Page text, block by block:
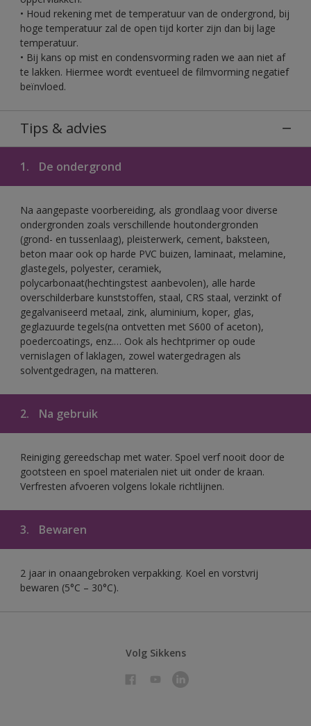
• Houd rekening met de temperatuur van de ondergrond, bij
hoge temperatuur zal de open tijd korter zijn dan bij lage
temperatuur.
• Bij kans op mist en condensvorming raden we aan niet af
te lakken. Hiermee wordt eventueel de filmvorming negatief
beïnvloed.
Tips & advies
1. De ondergrond
Na aangepaste voorbereiding, als grondlaag voor diverse
ondergronden zoals verschillende houtondergronden
(grond- en tussenlaag), pleisterwerk, cement, baksteen,
beton maar ook op harde PVC buizen, laminaat, melamine,
glastegels, polyester, ceramiek,
polycarbonaat(hechtingstest aanbevolen), alle harde
overschilderbare kunststoffen, staal, CRS staal, verzinkt of
gegalvaniseerd metaal, zink, aluminium, koper, glas,
geglazuurde tegels(na ontvetten met S600 of aceton),
poedercoatings, enz.… Ook als hechtprimer op oude
vernislagen of laklagen, zowel watergedragen als
solventgedragen, na matteren.
2. Na gebruik
Reiniging gereedschap met water. Spoel verf nooit door de
gootsteen en spoel materialen niet uit onder de kraan.
Verfresten afvoeren volgens lokale richtlijnen.
3. Bewaren
2 jaar in onaangebroken verpakking. Koel en vorstvrij
bewaren (5°C – 30°C).
Volg Sikkens